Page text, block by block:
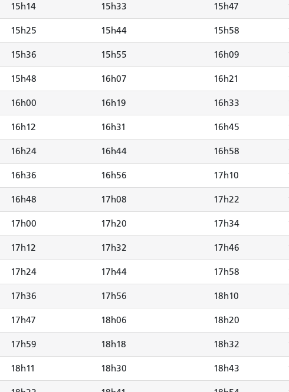
15h14 15h33 15h47
15h25 15h44 15h58
15h36 15h55 16h09
15h48 16h07 16h21
16h00 16h19 16h33
16h12 16h31 16h45
16h24 16h44 16h58
16h36 16h56 17h10
16h48 17h08 17h22
17h00 17h20 17h34
17h12 17h32 17h46
17h24 17h44 17h58
17h36 17h56 18h10
17h47 18h06 18h20
17h59 18h18 18h32
18h11 18h30 18h43